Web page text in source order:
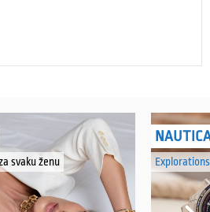
svaku ženu